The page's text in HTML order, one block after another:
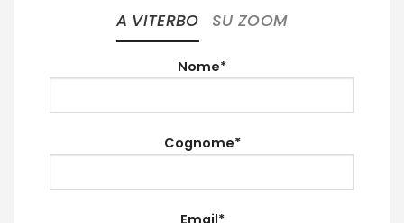
A VITERBO SU ZOOM
Nome*
Cognome*
Email*